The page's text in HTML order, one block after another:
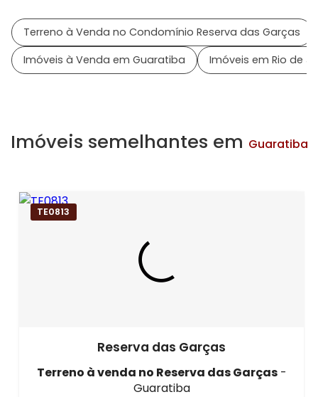
Terreno à Venda no Condomínio Reserva das Garças
Imóveis à Venda em Guaratiba
Imóveis em Rio de
Imóveis semelhantes em Guaratiba
TE0813
Reserva das Garças
Terreno à venda no Reserva das Garças-
Guaratiba